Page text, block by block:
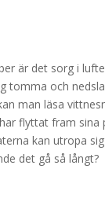
är det sorg i
tomma och
man läsa
flyttat fram sina
kan utropa
det gå så långt?